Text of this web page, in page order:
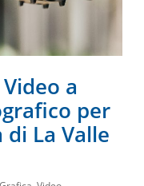
a
per
La Valle